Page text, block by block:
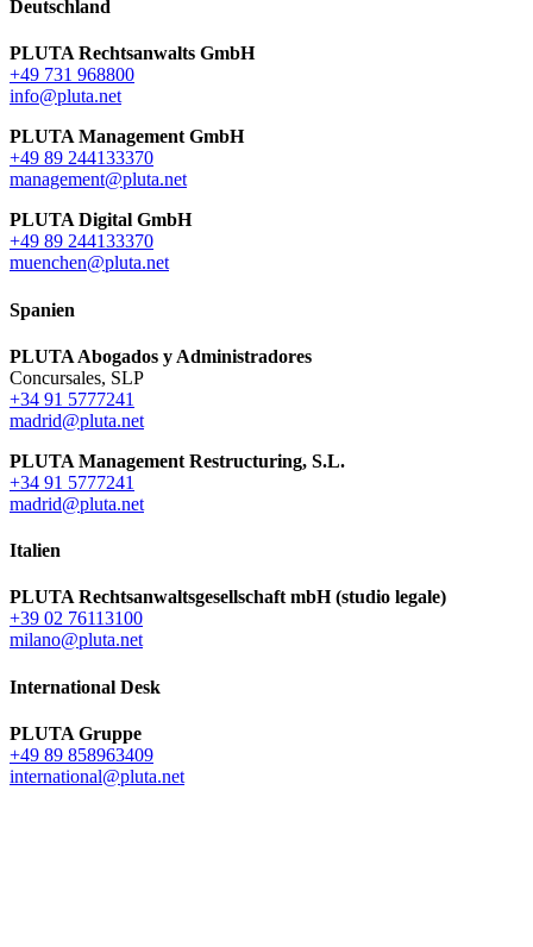
Deutschland
PLUTA Rechtsanwalts GmbH
+49 731 968800
info@pluta.net
PLUTA Management GmbH
+49 89 244133370
management@pluta.net
PLUTA Digital GmbH
+49 89 244133370
muenchen@pluta.net
Spanien
PLUTA Abogados y Administradores
Concursales, SLP
+34 91 5777241
madrid@pluta.net
PLUTA Management Restructuring, S.L.
+34 91 5777241
madrid@pluta.net
Italien
PLUTA Rechtsanwaltsgesellschaft mbH (studio legale)
+39 02 76113100
milano@pluta.net
International Desk
PLUTA Gruppe
+49 89 858963409
international@pluta.net